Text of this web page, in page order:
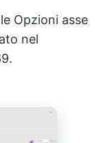
Opzioni asse
nel